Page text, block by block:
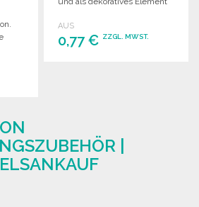
AUS
0,77 € ZZGL. MWST.
|